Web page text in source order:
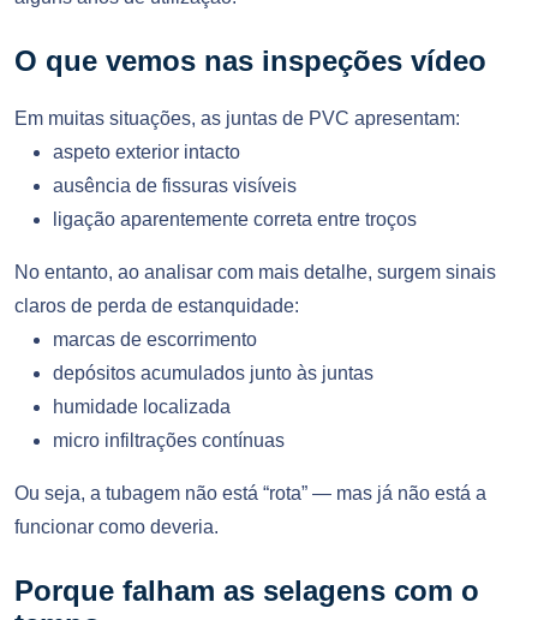
O que vemos nas inspeções vídeo
Em muitas situações, as juntas de PVC apresentam:
aspeto exterior intacto
ausência de fissuras visíveis
ligação aparentemente correta entre troços
No entanto, ao analisar com mais detalhe, surgem sinais
claros de perda de estanquidade:
marcas de escorrimento
depósitos acumulados junto às juntas
humidade localizada
micro infiltrações contínuas
Ou seja, a tubagem não está “rota” — mas já não está a
funcionar como deveria.
Porque falham as selagens com o